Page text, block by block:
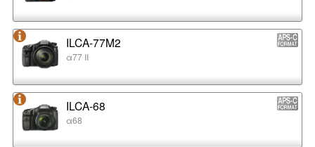
ILCA-77M2
α77 II
ILCA-68
α68